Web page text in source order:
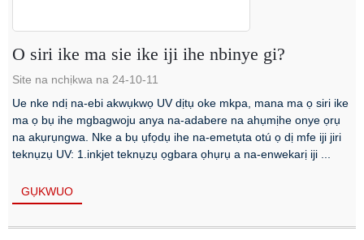
O siri ike ma sie ike iji ihe nbinye gi?
Site na nchịkwa na 24-10-11
Ue nke ndị na-ebi akwụkwọ UV dịtụ oke mkpa, mana ma ọ siri ike
ma ọ bụ ihe mgbagwoju anya na-adabere na ahụmịhe onye ọrụ
na akụrụngwa. Nke a bụ ụfọdụ ihe na-emetụta otú ọ dị mfe iji jiri
teknụzụ UV: 1.inkjet teknụzụ ọgbara ọhụrụ a na-enwekarị iji ...
GỤKWUO